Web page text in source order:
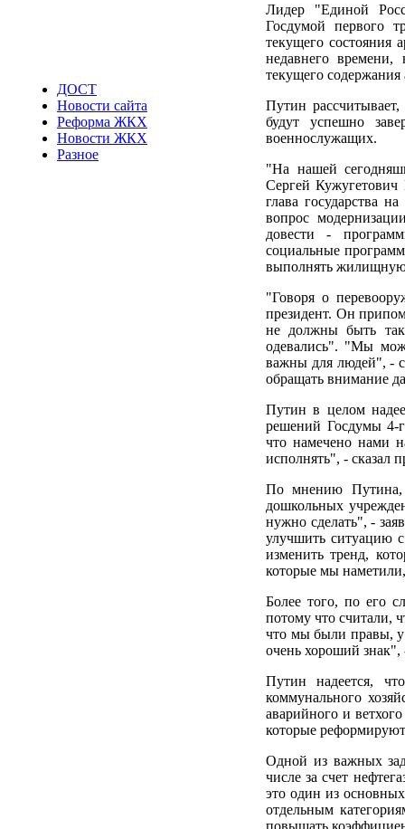
ДОСТ
Новости сайта
Реформа ЖКХ
Новости ЖКХ
Разное
Лидер "Единой
Госдумой первого
текущего состояния
недавнего
текущего
Путин
будут успешно
военнослужащих.
"На нашей
Сергей
глава государства
вопрос
довести -
социальные
выполнять
"Говоря о
президент. Он
не должны быть
одевались". "Мы
важны для людей", -
обращать внимание
Путин в целом
решений Госдумы 4-
что намечено нами
исполнять", - сказал
По мнению Путина,
дошкольных
нужно сделать", -
улучшить ситуацию
изменить тренд,
которые мы
Более того, по его
потому что считали,
что мы были правы, у
очень хороший знак",
Путин надеется,
коммунального
аварийного и
которые
Одной из важных
числе за счет
это один из
отдельным
повышать